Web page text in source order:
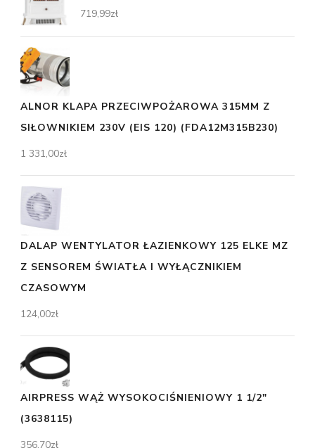
719,99zł
ALNOR KLAPA PRZECIWPOŻAROWA 315MM Z
SIŁOWNIKIEM 230V (EIS 120) (FDA12M315B230)
1 331,00zł
DALAP WENTYLATOR ŁAZIENKOWY 125 ELKE MZ
Z SENSOREM ŚWIATŁA I WYŁĄCZNIKIEM
CZASOWYM
124,00zł
AIRPRESS WĄŻ WYSOKOCIŚNIENIOWY 1 1/2"
(3638115)
356,70zł